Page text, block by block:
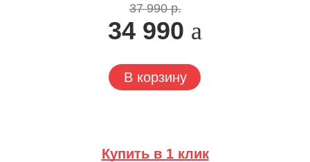
37 990 р.
34 990
В корзину
Купить в 1 клик